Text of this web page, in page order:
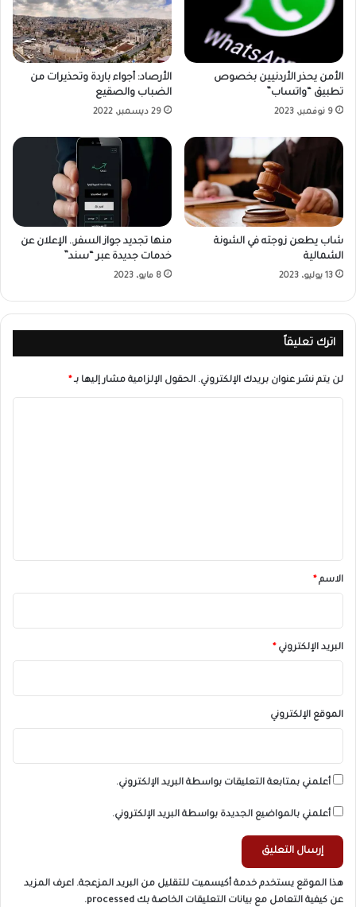
الأمن يحذر الأردنيين بخصوص
تطبيق “واتساب”
9 نوفمبر، 2023
الأرصاد: أجواء باردة وتحذيرات من
الضباب والصقيع
29 ديسمبر، 2022
شاب يطعن زوجته في الشونة
الشمالية
13 يوليو، 2023
منها تجديد جواز السفر.. الإعلان عن
خدمات جديدة عبر “سند”
8 مايو، 2023
اترك تعليقاً
لن يتم نشر عنوان بريدك الإلكتروني. الحقول الإلزامية مشار إليها بـ*
*الاسم*
البريد الإلكتروني*
الموقع الإلكتروني
أعلمني بمتابعة التعليقات بواسطة البريد الإلكتروني.
أعلمني بالمواضيع الجديدة بواسطة البريد الإلكتروني.
هذا الموقع يستخدم خدمة أكيسميت للتقليل من البريد المزعجة. اعرف المزيد
عن كيفية التعامل مع بيانات التعليقات الخاصة بك processed
.